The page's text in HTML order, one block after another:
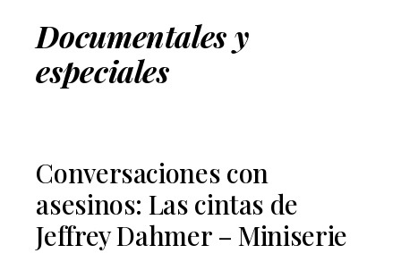
Documentales y
especiales
Conversaciones con
asesinos: Las cintas de
Jeffrey Dahmer – Miniserie